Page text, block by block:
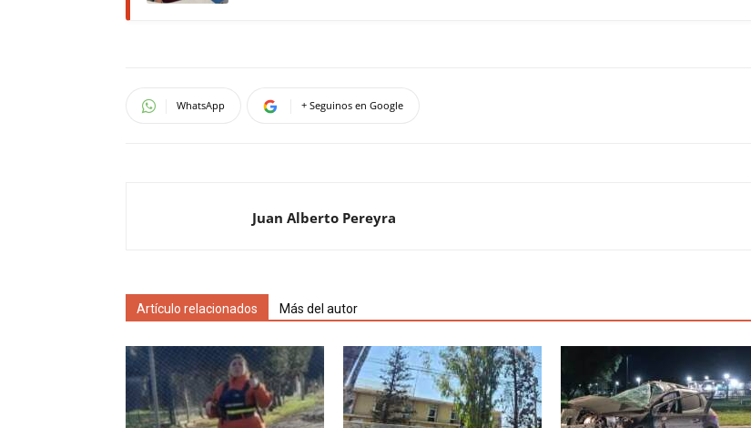
WhatsApp + Seguinos en Google
Juan Alberto Pereyra
Artículo relacionados Más del autor